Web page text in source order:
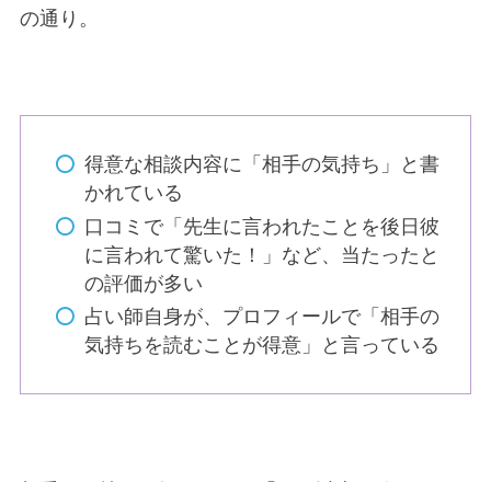
の通り。
得意な相談内容に「相手の気持ち」と書
かれている
口コミで「先生に言われたことを後日彼
に言われて驚いた！」など、当たったと
の評価が多い
占い師自身が、プロフィールで「相手の
気持ちを読むことが得意」と言っている